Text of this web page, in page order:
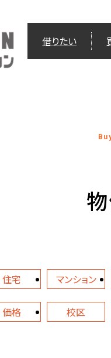
借りたい
住宅 マンション
価格 校区